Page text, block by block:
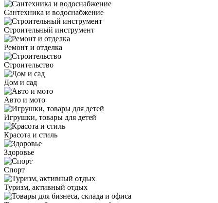
Сантехника и водоснабжение
Строительный инструмент
Ремонт и отделка
Строительство
Дом и сад
Авто и мото
Игрушки, товары для детей
Красота и стиль
Здоровье
Спорт
Туризм, активный отдых